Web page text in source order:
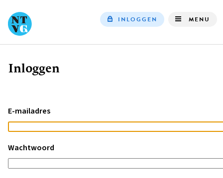
INLOGGEN MENU
Kruimelpad
Inloggen
E-mailadres
Wachtwoord